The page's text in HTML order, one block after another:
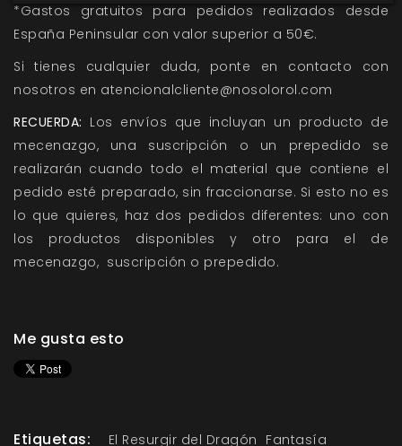
*Gastos gratuitos para pedidos realizados desde
España Peninsular con valor superior a 50€.
Si tienes cualquier duda, ponte en contacto con
nosotros en atencionalcliente@nosolorol.com
RECUERDA: Los envíos que incluyan un producto de
mecenazgo, una suscripción o un prepedido se
realizarán cuando todo el material que contiene el
pedido esté preparado, sin fraccionarse. Si esto no es
lo que quieres, haz dos pedidos diferentes: uno con
los productos disponibles y otro para el de
mecenazgo, suscripción o prepedido.
Me gusta esto
Etiquetas: El Resurgir del Dragón Fantasía